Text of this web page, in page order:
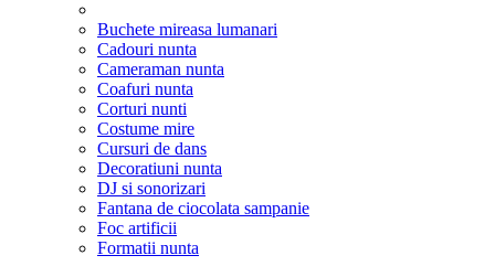
Buchete mireasa lumanari
Cadouri nunta
Cameraman nunta
Coafuri nunta
Corturi nunti
Costume mire
Cursuri de dans
Decoratiuni nunta
DJ si sonorizari
Fantana de ciocolata sampanie
Foc artificii
Formatii nunta